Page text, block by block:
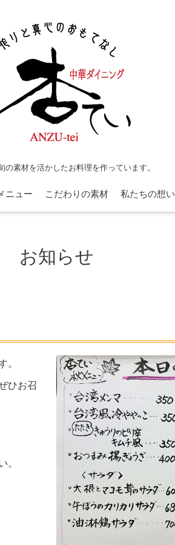
の素材を活かしたお料理を作っています。
ニュー こだわりの素材 私たちの想い
お知らせ
。
ひお召
。